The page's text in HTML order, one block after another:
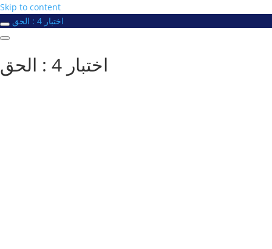
Skip to content
اختبار 4 : الحق
اختبار 4 : الحق